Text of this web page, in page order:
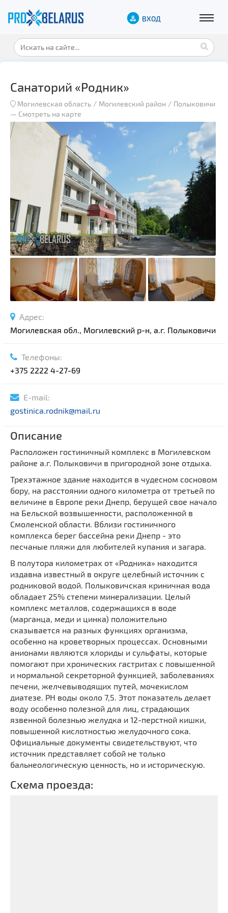
ВХОД
Санаторий «Родник»
Могилевская область Могилевский район
Полыковичи
— Смотреть на карте
Адрес:
Могилевская обл., Могилевский р-н, а.г. Полыковичи
Телефоны:
+375 2222 4-27-69
E-mail:
gostinica.rodnik@mail.ru
Описание
Расположен гостиничный комплекс в Могилевском
районе а.г. Полыковичи в пригородной зоне отдыха.
Трехэтажное здание находится в чудесном сосновом
бору, на расстоянии одного километра от третьей по
величине в Европе реки Днепр, берущей свое начало
на Бельской возвышенности, расположенной в
Смоленской области. Вблизи гостиничного
комплекса берег бассейна реки Днепр - это
песчаные пляжи для любителей купания и загара.
В полутора километрах от «Родника» находится
издавна известный в округе целебный источник с
родниковой водой. Полыковичская криничная вода
обладает 25% степени минерализации. Целый
комплекс металлов, содержащихся в воде
(марганца, меди и цинка) положительно
сказывается на разных функциях организма,
особенно на кроветворных процессах. Основными
анионами являются хлориды и сульфаты, которые
помогают при хронических гастритах с повышенной
и нормальной секреторной функцией, заболеваниях
печени, желчевыводящих путей, мочекислом
диатезе. РН воды около 7,5. Этот показатель делает
воду особенно полезной для лиц, страдающих
язвенной болезнью желудка и 12-перстной кишки,
повышенной кислотностью желудочного сока.
Официальные документы свидетельствуют, что
источник представляет собой не только
бальнеологическую ценность, но и историческую.
Схема проезда: